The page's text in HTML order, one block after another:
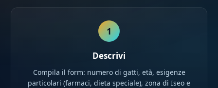
1
Descrivi
Compila il form: numero di gatti, età, esigenze
particolari (farmaci, dieta speciale), zona di Iseo e